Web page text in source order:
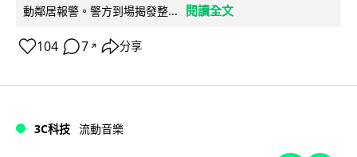
動鄰居報警。警方到場揭發整...
閱讀全文
104 7 ↗ 分享
3C科技 流動音樂